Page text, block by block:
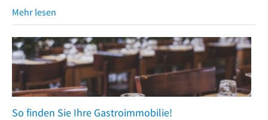
Mehr lesen
So finden Sie Ihre Gastroimmobilie!